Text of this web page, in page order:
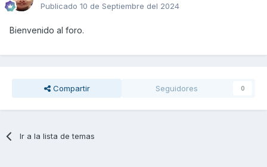
Publicado 10 de Septiembre del 2024
Bienvenido al foro.
Compartir Seguidores 0
Ir a la lista de temas